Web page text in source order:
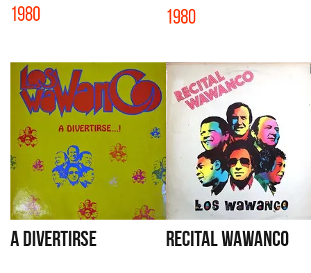
1980 1980
A DIVERTIRSE RECITAL WAWANCO